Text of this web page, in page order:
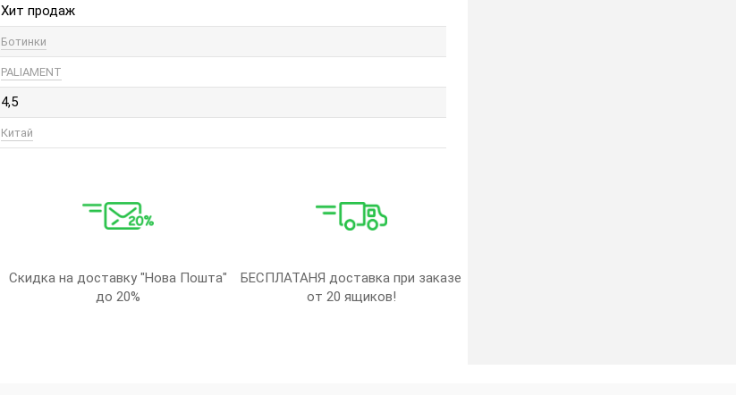
Хит продаж
Ботинки
PALIAMENT
4,5
Китай
Скидка на доставку "Нова Пошта"
до 20%
БЕСПЛАТАНЯ доставка при заказе
от 20 ящиков!